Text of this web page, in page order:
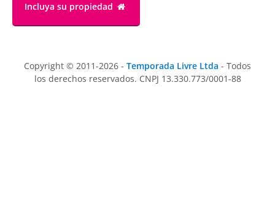
Incluya su propiedad
Copyright © 2011-2026 - Temporada Livre Ltda - Todos
los derechos reservados. CNPJ 13.330.773/0001-88